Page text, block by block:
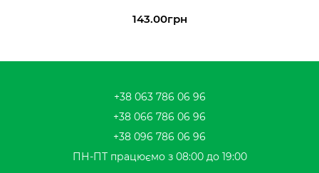
143.00грн
+38 063 786 06 96
+38 066 786 06 96
+38 096 786 06 96
ПН-ПТ працюємо з 08:00 до 19:00